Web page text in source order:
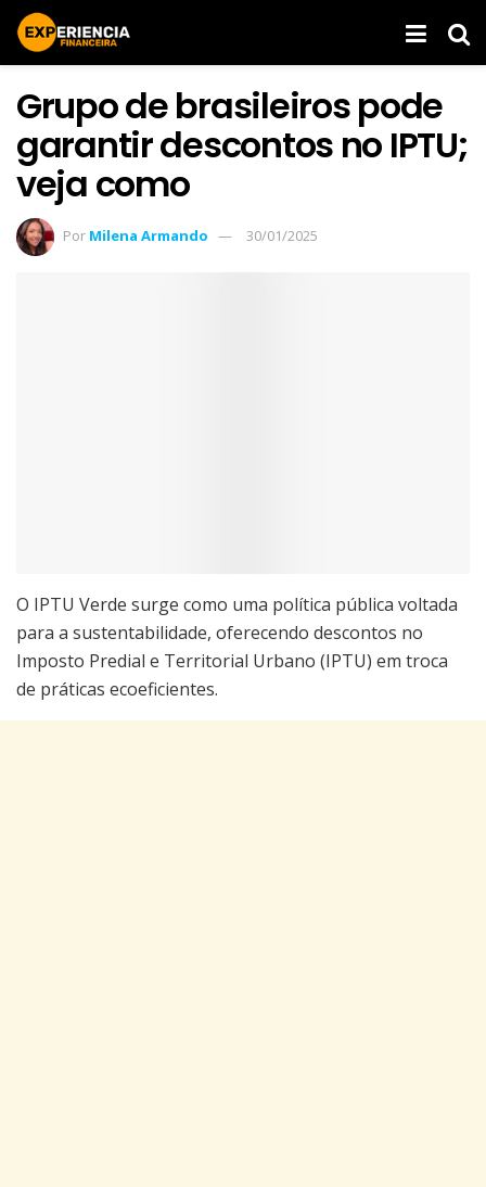
Grupo de brasileiros pode
garantir descontos no IPTU;
veja como
Por Milena Armando 30/01/2025
O IPTU Verde surge como uma política pública voltada
para a sustentabilidade, oferecendo descontos no
Imposto Predial e Territorial Urbano (IPTU) em troca
de práticas ecoeficientes.